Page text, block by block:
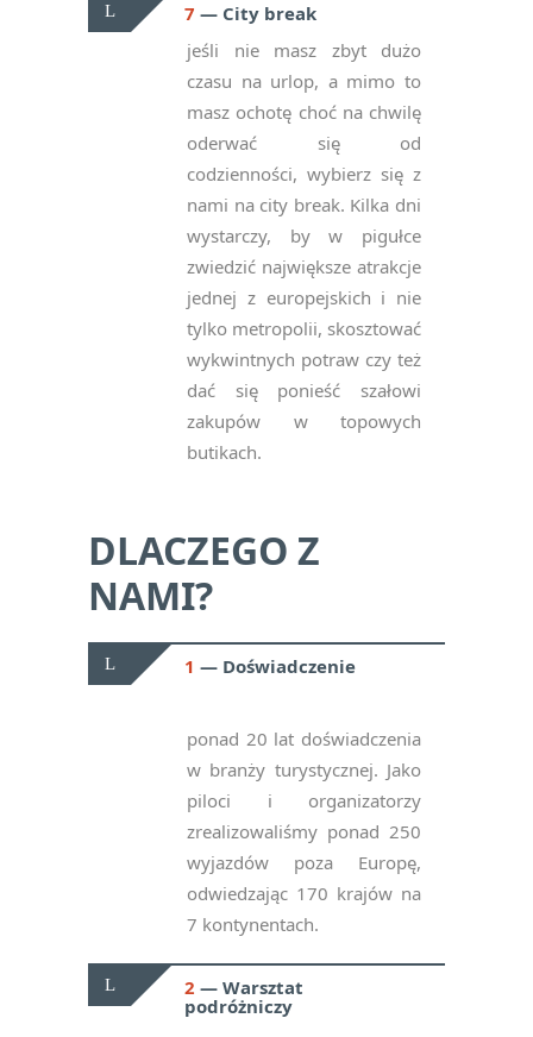
7
City break
jeśli nie masz zbyt dużo
czasu na urlop, a mimo to
masz ochotę choć na chwilę
oderwać się od
codzienności, wybierz się z
nami na city break. Kilka dni
wystarczy, by w pigułce
zwiedzić największe atrakcje
jednej z europejskich i nie
tylko metropolii, skosztować
wykwintnych potraw czy też
dać się ponieść szałowi
zakupów w topowych
butikach.
DLACZEGO Z
NAMI?
1 Doświadczenie
ponad 20 lat doświadczenia
w branży turystycznej. Jako
piloci i organizatorzy
zrealizowaliśmy ponad 250
wyjazdów poza Europę,
odwiedzając 170 krajów na
7 kontynentach.
2
Warsztat
podróżniczy